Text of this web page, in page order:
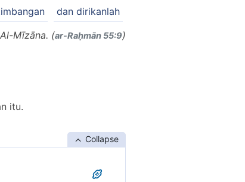
dan dirikanlah
Mīzāna. (ar-Raḥmān 55:9)
itu.
Collapse